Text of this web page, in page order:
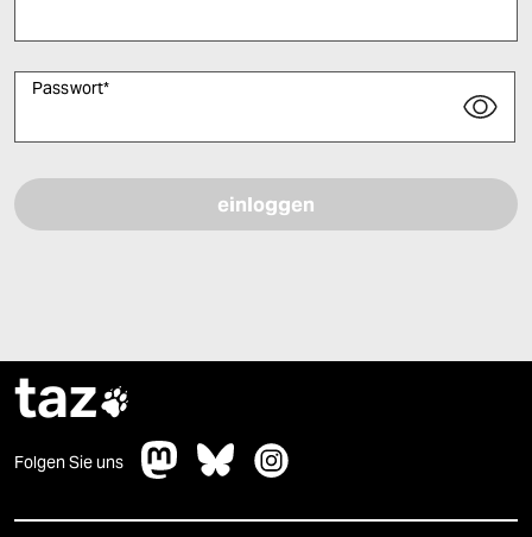
Passwort*
taz
Folgen Sie uns